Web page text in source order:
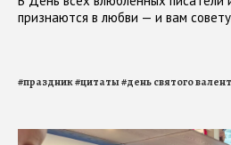
признаются в любви — и вам
#праздник#цитаты#день святого